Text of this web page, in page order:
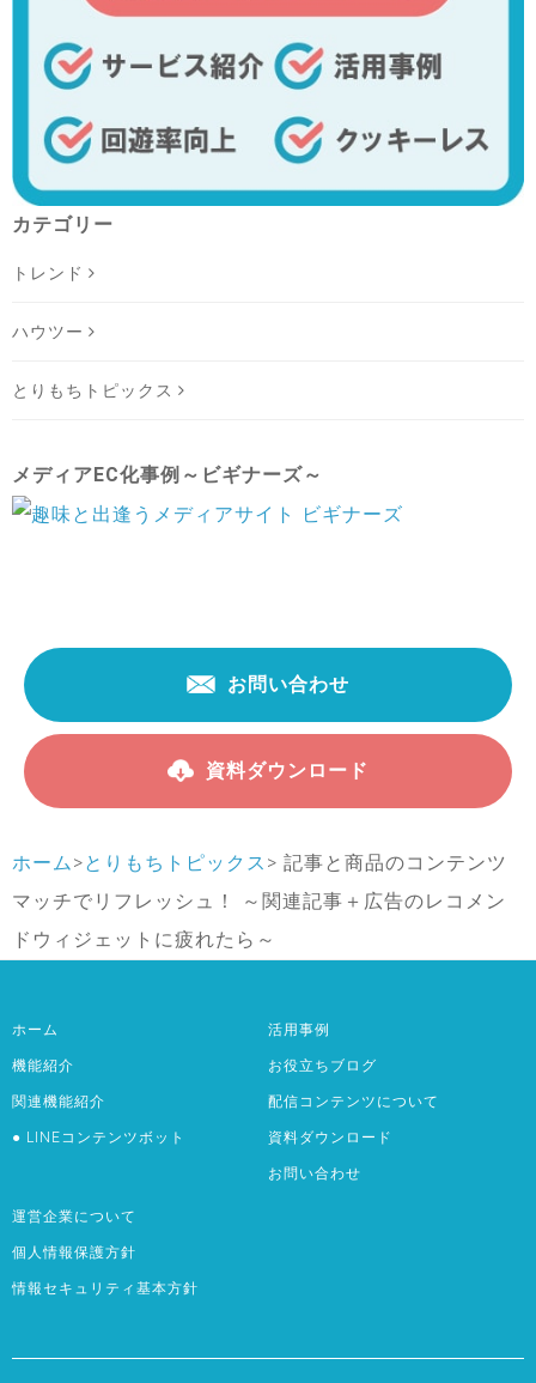
カテゴリー
トレンド
ハウツー
とりもちトピックス
メディアEC化事例～ビギナーズ～
お問い合わせ
資料ダウンロード
ホーム>とりもちトピックス > 記事と商品のコンテンツ
マッチでリフレッシュ！ ～関連記事＋広告のレコメン
ドウィジェットに疲れたら～
ホーム
機能紹介
関連機能紹介
● LINEコンテンツボット
活用事例
お役立ちブログ
配信コンテンツについて
資料ダウンロード
お問い合わせ
運営企業について
個人情報保護方針
情報セキュリティ基本方針